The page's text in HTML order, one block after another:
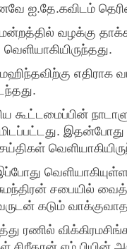
ஐ.தே.கவிடம்
வழக்கு
எதிராக
கூட்டமைப்பின்
இதன்போது
சபையில்
கடும்
ரணில்